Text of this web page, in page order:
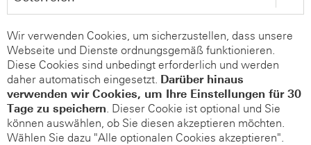
Wir verwenden Cookies, um sicherzustellen, dass unsere
Webseite und Dienste ordnungsgemäß funktionieren.
Diese Cookies sind unbedingt erforderlich und werden
daher automatisch eingesetzt. Darüber hinaus
verwenden wir Cookies, um Ihre Einstellungen für 30
Tage zu speichern. Dieser Cookie ist optional und Sie
können auswählen, ob Sie diesen akzeptieren möchten.
Wählen Sie dazu "Alle optionalen Cookies akzeptieren".